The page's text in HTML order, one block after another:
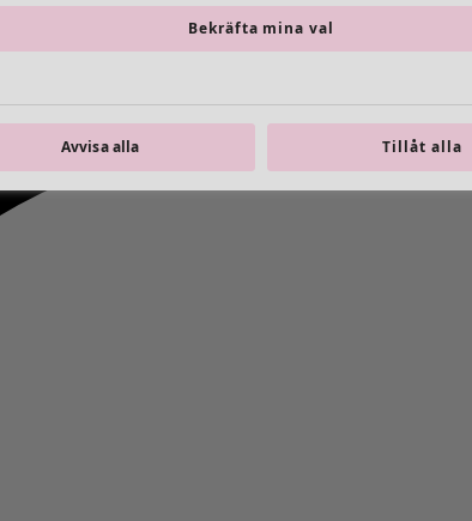
Bekräfta mina val
Avvisa alla Tillåt alla